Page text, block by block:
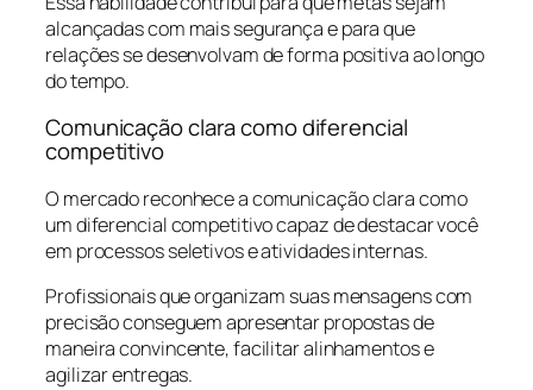
alcançadas com mais segurança e para que
relações se desenvolvam de forma positiva ao longo
do tempo.
Comunicação clara como diferencial
competitivo
O mercado reconhece a comunicação clara como
um diferencial competitivo capaz de destacar você
em processos seletivos e atividades internas.
Profissionais que organizam suas mensagens com
precisão conseguem apresentar propostas de
maneira convincente, facilitar alinhamentos e
agilizar entregas.